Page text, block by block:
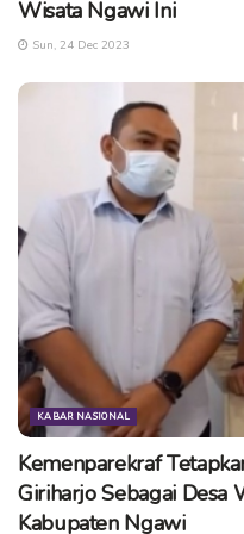
[/columns]
[columns count=”2″]
[column_item][image
src=”http://
-batu-ngawi-3.jpg”
Ngawi” align=”right”]
[/
[column_item]
src=”http://
-batu-ngawi-4.jpg”
Ngawi” align=”right”][/
[/columns]
Dari penuturan Kyai Haji
untuk membangun
Wisata Ngawi Ini
Sun, 24 Dec 2023
KABAR NASIONAL
Kemenparekraf
Giriharjo Sebagai Desa
Kabupaten Ngawi